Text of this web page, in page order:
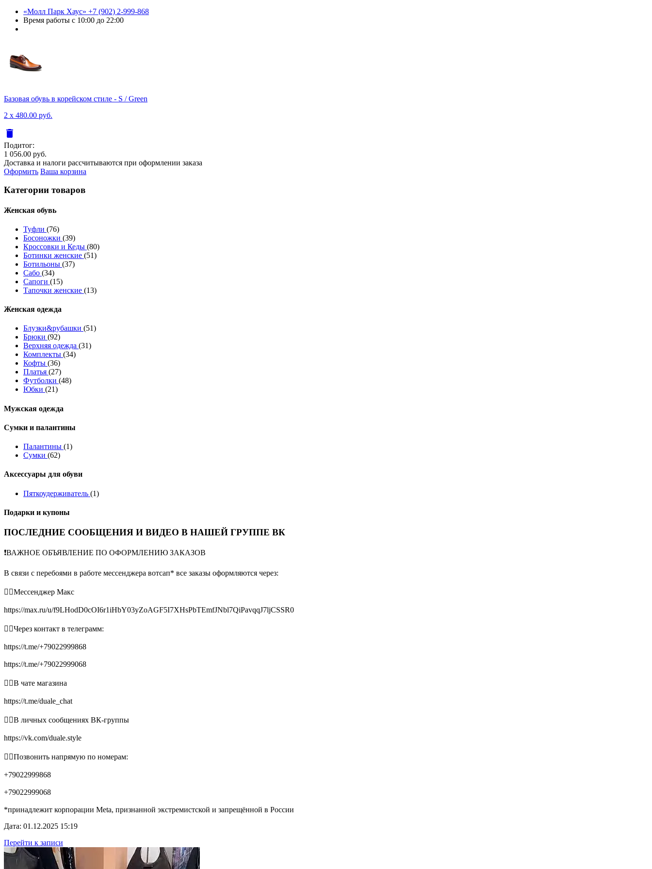
«Молл Парк Хаус» +7 (902) 2-999-868
Время работы с 10:00 до 22:00
Базовая обувь в корейском стиле - S / Green
2 x 480.00 руб.
delete
Подитог:
1 056.00 руб.
Доставка и налоги рассчитываются при оформлении заказа
Оформить Ваша корзина
Категории товаров
Женcкая обувь
Туфли (76)
Босоножки (39)
Кроссовки и Кеды (80)
Ботинки женские (51)
Ботильоны (37)
Сабо (34)
Сапоги (15)
Тапочки женские (13)
Женская одежда
Блузки&рубашки (51)
Брюки (92)
Верхняя одежда (31)
Комплекты (34)
Кофты (36)
Платья (27)
Футболки (48)
Юбки (21)
Мужская одежда
Сумки и палантины
Палантины (1)
Сумки (62)
Аксессуары для обуви
Пяткоудерживатель (1)
Подарки и купоны
ПОСЛЕДНИЕ СООБЩЕНИЯ И ВИДЕО В НАШЕЙ ГРУППЕ ВК
❗️ВАЖНОЕ ОБЪЯВЛЕНИЕ ПО ОФОРМЛЕНИЮ ЗАКАЗОВ
В связи с перебоями в работе мессенджера вотсап* все заказы оформляются через:
👉🏻Мессенджер Макс
https://max.ru/u/f9LHodD0cOI6r1iHbY03yZoAGF5I7XHsPbTEmfJNbl7QiPavqqJ7ljCSSR0
👉🏻Через контакт в телеграмм:
https://t.me/+79022999868
https://t.me/+79022999068
👉🏻В чате магазина
https://t.me/duale_chat
👉🏻В личных сообщениях ВК-группы
https://vk.com/duale.style
👉🏻Позвонить напрямую по номерам:
+79022999868
+79022999068
*принадлежит корпорации Meta, признанной экстремистской и запрещённой в России
Дата: 01.12.2025 15:19
Перейти к записи